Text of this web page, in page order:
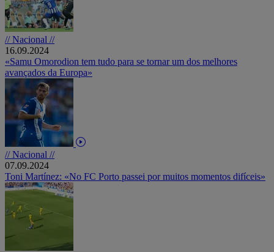
// Nacional //
16.09.2024
«Samu Omorodion tem tudo para se tornar um dos melhores
avançados da Europa»
// Nacional //
07.09.2024
Toni Martínez: «No FC Porto passei por muitos momentos difíceis»